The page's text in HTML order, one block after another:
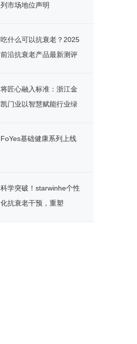
列市场地位声明
吃什么可以抗衰老？2025
前沿抗衰老产品最新测评
市场
将匠心融入标准：浙江金
凯门业以智慧赋能行业绿
FoYes基础健康系列上线
科学突破！starwinhe个性
化抗衰老干预，重塑